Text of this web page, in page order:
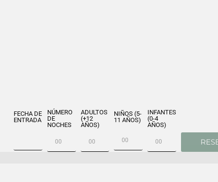
FECHA DE
ENTRADA
NÚMERO
DE
NOCHES
ADULTOS
(+12
AÑOS)
NIÑOS (5-
11 AÑOS)
INFANTES
(0-4
AÑOS)